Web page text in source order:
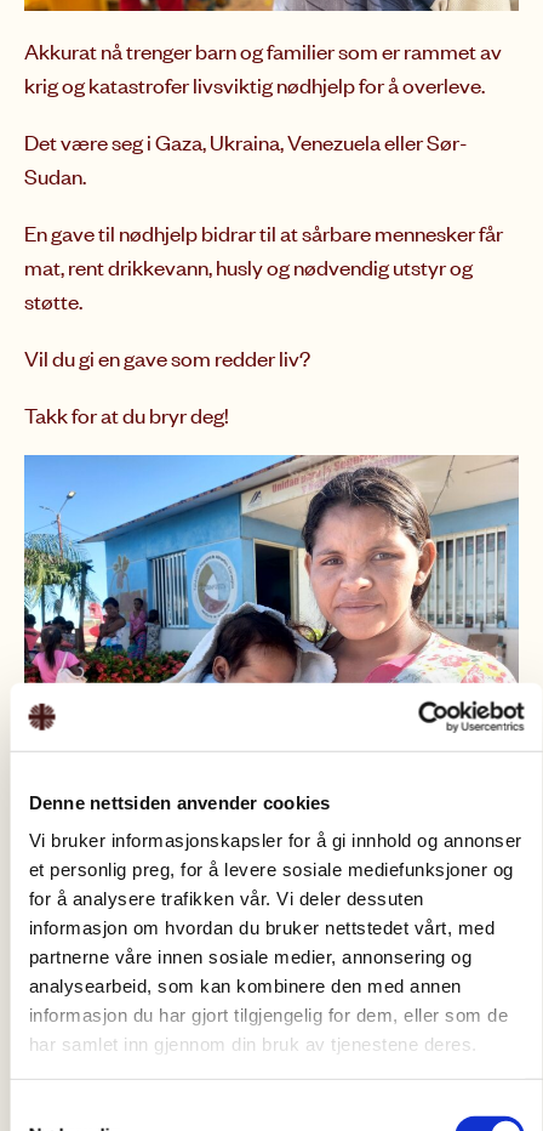
Denne nettsiden anvender cookies
Vi bruker informasjonskapsler for å gi innhold og annonser
et personlig preg, for å levere sosiale mediefunksjoner og
for å analysere trafikken vår. Vi deler dessuten
informasjon om hvordan du bruker nettstedet vårt, med
partnerne våre innen sosiale medier, annonsering og
analysearbeid, som kan kombinere den med annen
informasjon du har gjort tilgjengelig for dem, eller som de
har samlet inn gjennom din bruk av tjenestene deres.
Akkurat nå trenger barn og familier som er rammet av
krig og katastrofer livsviktig nødhjelp for å overleve.
Det være seg i Gaza, Ukraina, Venezuela eller Sør-
Sudan.
En gave til nødhjelp bidrar til at sårbare mennesker får
mat, rent drikkevann, husly og nødvendig utstyr og
støtte.
Vil du gi en gave som redder liv?
Takk for at du bryr deg!
Gi en enkeltgave!
150 250 350
Gi med Vipps
Gi med kort